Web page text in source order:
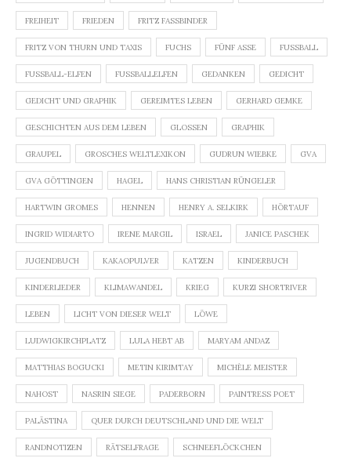
FREIHEIT FRIEDEN FRITZ FASSBINDER
FRITZ VON THURN UND TAXIS FUCHS FÜNF ASSE FUSSBALL
FUSSBALL-ELFEN FUSSBALLELFEN GEDANKEN GEDICHT
GEDICHT UND GRAPHIK GEREIMTES LEBEN GERHARD GEMKE
GESCHICHTEN AUS DEM LEBEN GLOSSEN GRAPHIK
GRAUPEL GROSCHES WELTLEXIKON GUDRUN WIEBKE GVA
GVA GÖTTINGEN HAGEL HANS CHRISTIAN RÜNGELER
HARTWIN GROMES HENNEN HENRY A. SELKIRK HÖRTAUF
INGRID WIDIARTO IRENE MARGIL ISRAEL JANICE PASCHEK
JUGENDBUCH KAKAOPULVER KATZEN KINDERBUCH
KINDERLIEDER KLIMAWANDEL KRIEG KURZI SHORTRIVER
LEBEN LICHT VON DIESER WELT LÖWE
LUDWIGKIRCHPLATZ LULA HEBT AB MARYAM ANDAZ
MATTHIAS BOGUCKI METIN KIRIMTAY MICHÈLE MEISTER
NAHOST NASRIN SIEGE PADERBORN PAINTRESS POET
PALÄSTINA QUER DURCH DEUTSCHLAND UND DIE WELT
RANDNOTIZEN RÄTSELFRAGE SCHNEEFLÖCKCHEN